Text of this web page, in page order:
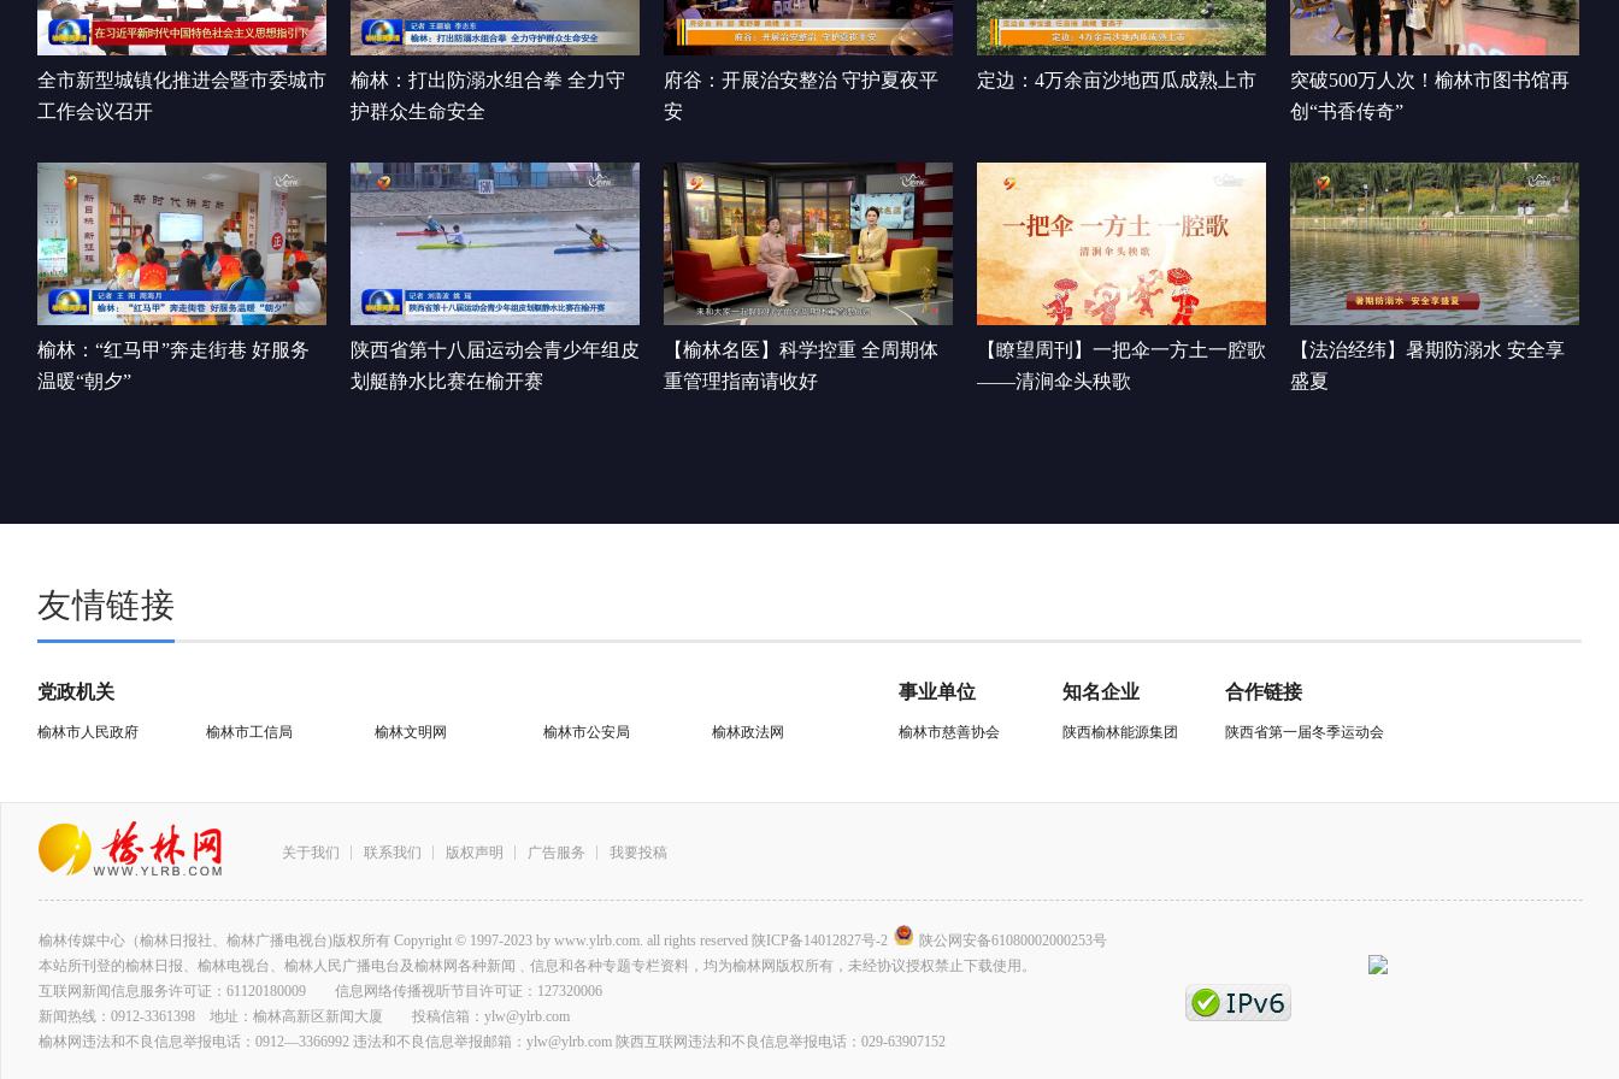
00:02:18
中心
全市新型城镇化推进会暨市委城市
工作会议召开
榆林：打出防溺水组合拳 全力守
护群众生命安全
府谷：开展治安整治 守护夏夜平
安
定边：4万余亩沙地西瓜成熟上市
突破500万人次！榆林市图书馆再
创“书香传奇”
榆林：“红马甲”奔走街巷 好服务
温暖“朝夕”
陕西省第十八届运动会青少年组皮
划艇静水比赛在榆开赛
【榆林名医】科学控重 全周期体
重管理指南请收好
【瞭望周刊】一把伞一方土一腔歌
——清涧伞头秧歌
【法治经纬】暑期防溺水 安全享
盛夏
友情链接
党政机关
榆林市人民政府 榆林市工信局 榆林文明网 榆林市公安局 榆林政法网
事业单位
榆林市慈善协会
知名企业
陕西榆林能源集团
合作链接
陕西省第一届冬季运动会
关于我们 联系我们 版权声明 广告服务 我要投稿
榆林传媒中心（榆林日报社、榆林广播电视台)版权所有 Copyright © 1997-2023 by www.ylrb.com. all rights reserved 陕ICP备14012827号-2
陕公网安备61080002000253号
本站所刊登的榆林日报、榆林电视台、榆林人民广播电台及榆林网各种新闻﹑信息和各种专题专栏资料，均为榆林网版权所有，未经协议授权禁止下载使用。
互联网新闻信息服务许可证：61120180009 信息网络传播视听节目许可证：127320006
新闻热线：0912-3361398 地址：榆林高新区新闻大厦 投稿信箱：ylw@ylrb.com
榆林网违法和不良信息举报电话：0912—3366992 违法和不良信息举报邮箱：ylw@ylrb.com 陕西互联网违法和不良信息举报电话：029-63907152